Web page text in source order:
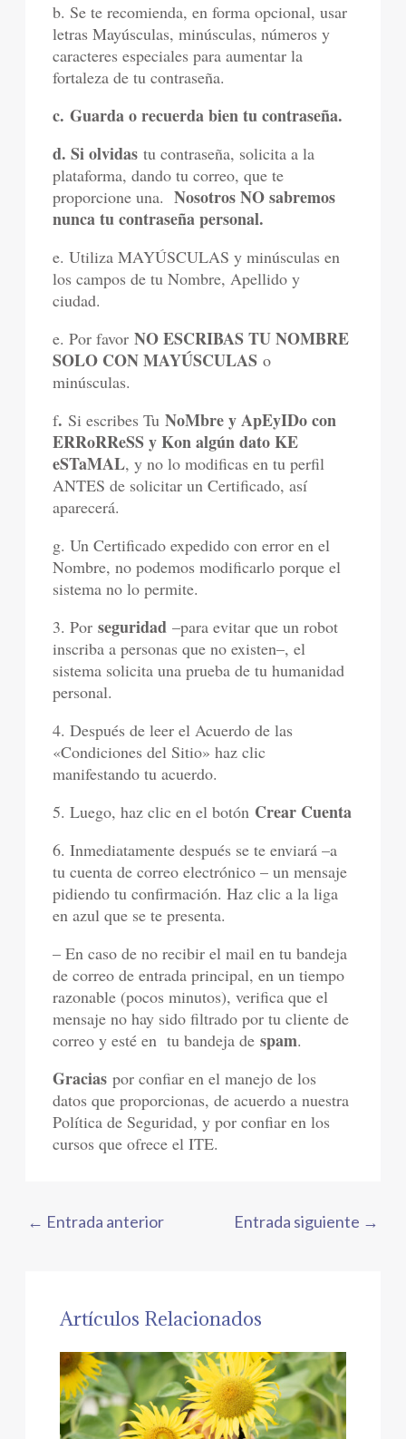
b. Se te recomienda, en forma opcional, usar
letras Mayúsculas, minúsculas, números y
caracteres especiales para aumentar la
fortaleza de tu contraseña.
c. Guarda o recuerda bien tu contraseña.
d. Si olvidastu contraseña, solicita a la
plataforma, dando tu correo, que te
proporcione una.Nosotros NO sabremos
nunca tu contraseña personal.
e. Utiliza MAYÚSCULAS y minúsculas en
los campos de tu Nombre, Apellido y
ciudad.
e. Por favorNO ESCRIBAS TU NOMBRE
SOLO CON MAYÚSCULAS o
minúsculas.
f. Si escribes TuNoMbre y ApEyIDo con
ERRoRReSS y Kon algún dato KE
eSTaMAL, y no lo modificas en tu perfil
ANTES de solicitar un Certificado, así
aparecerá.
g. Un Certificado expedido con error en el
Nombre, no podemos modificarlo porque el
sistema no lo permite.
3. Porseguridad–para evitar que un robot
inscriba a personas que no existen–, el
sistema solicita una prueba de tu humanidad
personal.
4. Después de leer el Acuerdo de las
«Condiciones del Sitio» haz clic
manifestando tu acuerdo.
5. Luego, haz clic en el botón Crear Cuenta
6. Inmediatamente después se te enviará –a
tu cuenta de correo electrónico – un mensaje
pidiendo tu confirmación. Haz clic a la liga
en azul que se te presenta.
– En caso de no recibir el mail en tu bandeja
de correo de entrada principal, en un tiempo
razonable (pocos minutos), verifica que el
mensaje no hay sido filtrado por tu cliente de
correo y esté en tu bandeja de spam.
Gracias por confiar en el manejo de los
datos que proporcionas, de acuerdo a nuestra
Política de Seguridad, y por confiar en los
cursos que ofrece el ITE.
← Entrada anterior Entrada siguiente →
Artículos Relacionados